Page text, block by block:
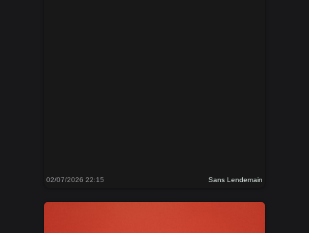
02/07/2026 22:15 Sans Lendemain